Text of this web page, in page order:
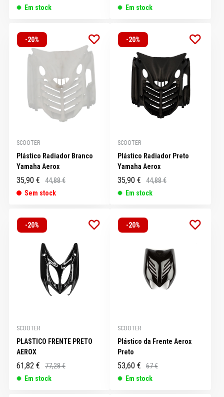
Em stock
Em stock
-20%
SCOOTER
Plástico Radiador Branco
Yamaha Aerox
35,90 €
44,88 €
Sem stock
-20%
SCOOTER
Plástico Radiador Preto
Yamaha Aerox
35,90 €
44,88 €
Em stock
-20%
SCOOTER
PLASTICO FRENTE PRETO
AEROX
61,82 €
77,28 €
Em stock
-20%
SCOOTER
Plástico da Frente Aerox
Preto
53,60 €
67 €
Em stock